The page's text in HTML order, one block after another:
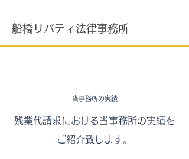
船橋リバティ法律事務所
当事務所の実績
残業代請求における当事務所の実績を
ご紹介致します。